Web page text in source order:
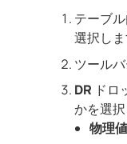
テーブ
選択しま
ツール
DR ドロ
かを選択
物理値